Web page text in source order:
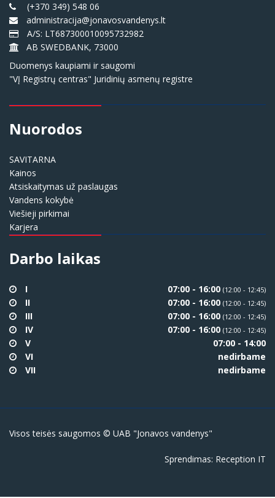
(+370 349) 548 06
administracija@jonavosvandenys.lt
A/S: LT687300010095732982
AB SWEDBANK, 73000
Duomenys kaupiami ir saugomi
"VĮ Registrų centras" Juridinių asmenų registre
Nuorodos
SAVITARNA
Kainos
Atsiskaitymas už paslaugas
Vandens kokybė
Viešieji pirkimai
Karjera
Darbo laikas
I 07:00 - 16:00 (12:00 - 12:45)
II 07:00 - 16:00 (12:00 - 12:45)
III 07:00 - 16:00 (12:00 - 12:45)
IV 07:00 - 16:00 (12:00 - 12:45)
V
07:00 - 14:00
VI
nedirbame
VII
nedirbame
Visos teisės saugomos © UAB "Jonavos vandenys"
Sprendimas: Reception IT